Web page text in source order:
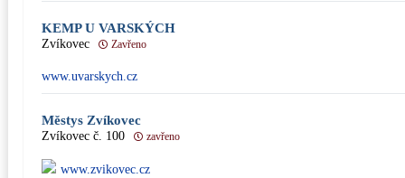
KEMP U VARSKÝCH
Zvíkovec Zavřeno
www.uvarskych.cz
Městys Zvíkovec
Zvíkovec č. 100 zavřeno
www.zvikovec.cz